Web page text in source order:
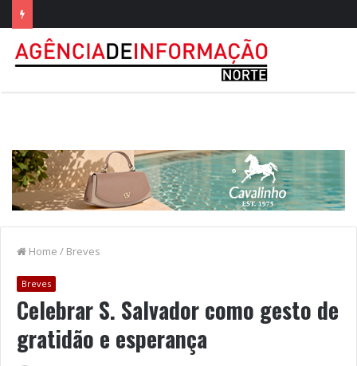
Home / Breves
Breves
Celebrar S. Salvador como gesto de
gratidão e esperança